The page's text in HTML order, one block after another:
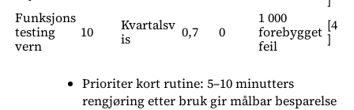
Funksjons
testing
vern
10
Kvartalsv
is
0,7 0
1 000
forebygget
feil
[4
]
Prioriter kort rutine: 5–10 minutters
rengjøring etter bruk gir målbar besparelse